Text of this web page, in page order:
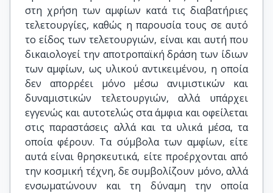
στη χρήση των αμφίων κατά τις διαβατήριες
τελετουργίες, καθώς η παρουσία τους σε αυτό
το είδος των τελετουργιών, είναι και αυτή που
δικαιολογεί την αποτροπαϊκή δράση των ίδιων
των αμφίων, ως υλικού αντικειμένου, η οποία
δεν απορρέει μόνο μέσω ανιμιστικών και
δυναμιστικών τελετουργιών, αλλά υπάρχει
εγγενώς και αυτοτελώς στα άμφια και οφείλεται
στις παραστάσεις αλλά και τα υλικά μέσα, τα
οποία φέρουν. Τα σύμβολα των αμφίων, είτε
αυτά είναι θρησκευτικά, είτε προέρχονται από
την κοσμική τέχνη, δε συμβολίζουν μόνο, αλλά
ενσωματώνουν και τη δύναμη την οποία